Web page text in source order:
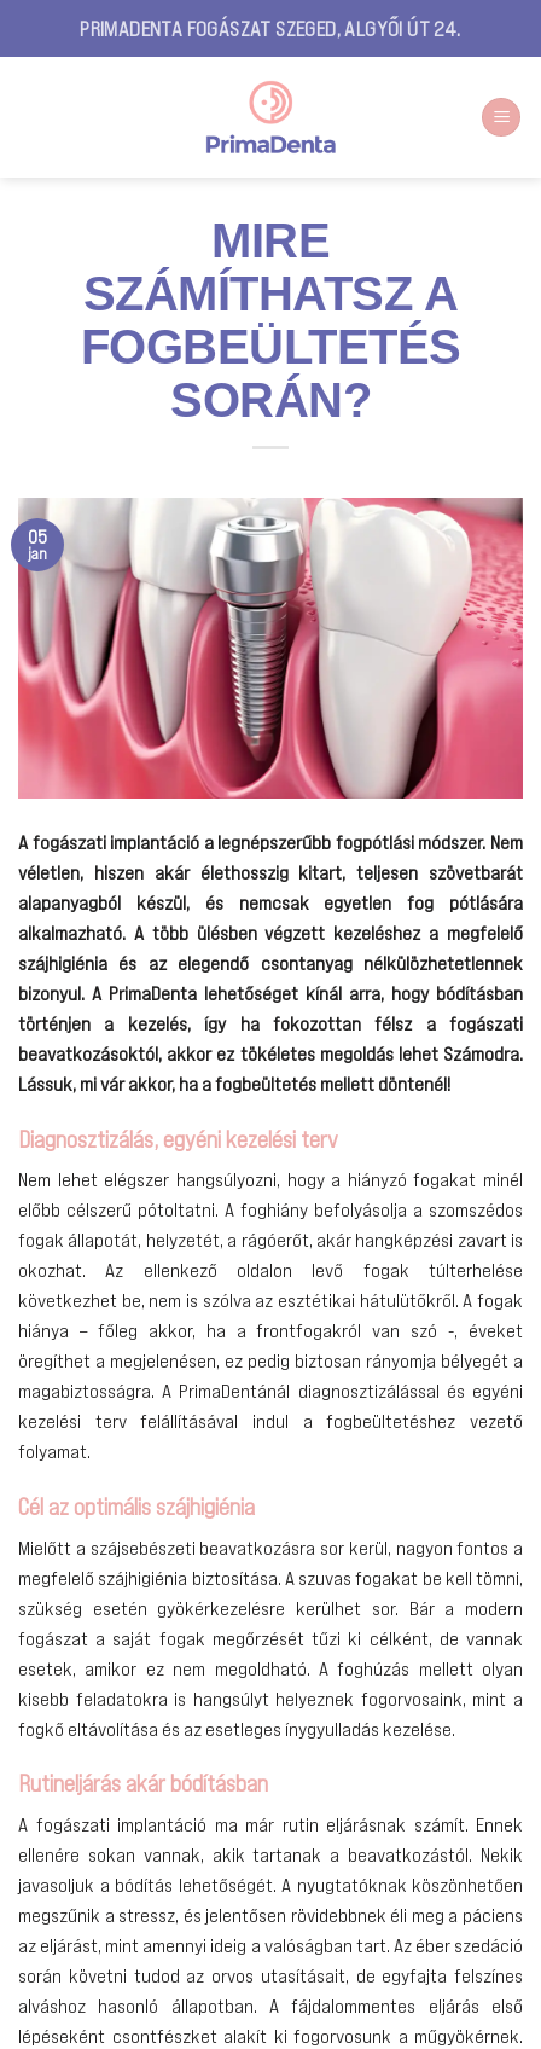
PRIMADENTA FOGÁSZAT SZEGED, ALGYŐI ÚT 24.
MIRE
SZÁMÍTHATSZ A
FOGBEÜLTETÉS
SORÁN?
05
jan
A fogászati implantáció a legnépszerűbb fogpótlási módszer. Nem
véletlen, hiszen akár élethosszig kitart, teljesen szövetbarát
alapanyagból készül, és nemcsak egyetlen fog pótlására
alkalmazható. A több ülésben végzett kezeléshez a megfelelő
szájhigiénia és az elegendő csontanyag nélkülözhetetlennek
bizonyul. A PrimaDenta lehetőséget kínál arra, hogy bódításban
történjen a kezelés, így ha fokozottan félsz a fogászati
beavatkozásoktól, akkor ez tökéletes megoldás lehet Számodra.
Lássuk, mi vár akkor, ha a fogbeültetés mellett döntenél!
Diagnosztizálás, egyéni kezelési terv
Nem lehet elégszer hangsúlyozni, hogy a hiányzó fogakat minél
előbb célszerű pótoltatni. A foghiány befolyásolja a szomszédos
fogak állapotát, helyzetét, a rágóerőt, akár hangképzési zavart is
okozhat. Az ellenkező oldalon levő fogak túlterhelése
következhet be, nem is szólva az esztétikai hátulütőkről. A fogak
hiánya – főleg akkor, ha a frontfogakról van szó -, éveket
öregíthet a megjelenésen, ez pedig biztosan rányomja bélyegét a
magabiztosságra. A PrimaDentánál diagnosztizálással és egyéni
kezelési terv felállításával indul a fogbeültetéshez vezető
folyamat.
Cél az optimális szájhigiénia
Mielőtt a szájsebészeti beavatkozásra sor kerül, nagyon fontos a
megfelelő szájhigiénia biztosítása. A szuvas fogakat be kell tömni,
szükség esetén gyökérkezelésre kerülhet sor. Bár a modern
fogászat a saját fogak megőrzését tűzi ki célként, de vannak
esetek, amikor ez nem megoldható. A foghúzás mellett olyan
kisebb feladatokra is hangsúlyt helyeznek fogorvosaink, mint a
fogkő eltávolítása és az esetleges ínygyulladás kezelése.
Rutineljárás akár bódításban
A fogászati implantáció ma már rutin eljárásnak számít. Ennek
ellenére sokan vannak, akik tartanak a beavatkozástól. Nekik
javasoljuk a bódítás lehetőségét. A nyugtatóknak köszönhetően
megszűnik a stressz, és jelentősen rövidebbnek éli meg a páciens
az eljárást, mint amennyi ideig a valóságban tart. Az éber szedáció
során követni tudod az orvos utasításait, de egyfajta felszínes
alváshoz hasonló állapotban. A fájdalommentes eljárás első
lépéseként csontfészket alakít ki fogorvosunk a műgyökérnek.